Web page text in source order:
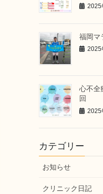
2025
福岡マ
2025
心不全
回
2025
カテゴリー
お知らせ
クリニック日記